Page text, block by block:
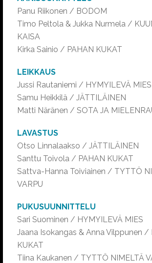
Panu Riikonen / BODOM
Timo Peltola & Jukka Nurmela /
KAISA
Kirka Sainio / PAHAN KUKAT
LEIKKAUS
Jussi Rautaniemi / HYMYILEVÄ MIES
Samu Heikkilä / JÄTTILÄINEN
Matti Näränen / SOTA JA
LAVASTUS
Otso Linnalaakso / JÄTTILÄINEN
Santtu Toivola / PAHAN KUKAT
Sattva-Hanna Toiviainen / TYTTÖ
VARPU
PUKUSUUNNITTELU
Sari Suominen / HYMYILEVÄ MIES
Jaana Isokangas & Anna Vilppunen /
KUKAT
Tiina Kaukanen / TYTTÖ NIMELTÄ